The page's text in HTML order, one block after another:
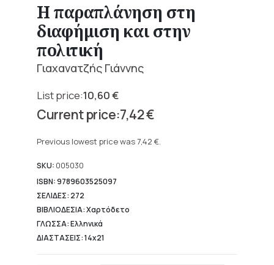
Η παραπλάνηση στη
διαφήμιση και στην
πολιτική
Γιαχανατζής Γιάννης
10,60€
Original
price
10,60 €.
7,42€
price
7,42 €.
Previous lowest price was7,42 €.
SKU: 005030
ISBN: 9789603525097
ΣΕΛΙΔΕΣ: 272
ΒΙΒΛΙΟΔΕΣΙΑ: Χαρτόδετο
ΓΛΩΣΣΑ: Ελληνικά
ΔΙΑΣΤΑΣΕΙΣ: 14x21